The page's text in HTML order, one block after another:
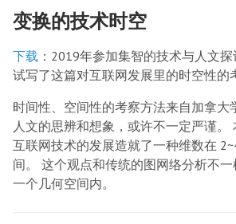
变换的技术时空
下载 ：2019年参加集智的技术与人文
试写了这篇对互联网发展里的时空性的
时间性、空间性的考察方法来自加拿大
人文的思辨和想象，或许不一定严谨。
互联网技术的发展造就了一种维数在
间。 这个观点和传统的图网络分析不
一个几何空间内。